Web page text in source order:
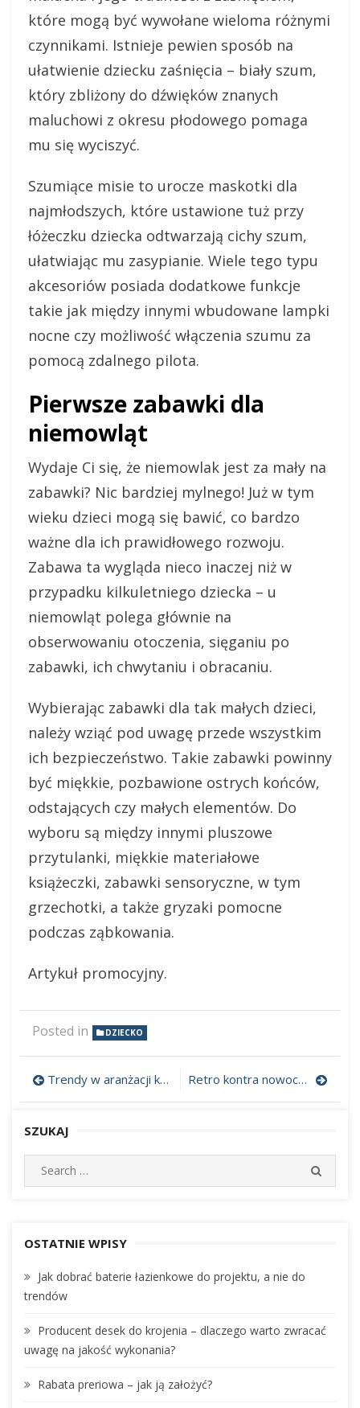
które mogą być wywołane wieloma różnymi
czynnikami. Istnieje pewien sposób na
ułatwienie dziecku zaśnięcia – biały szum,
który zbliżony do dźwięków znanych
maluchowi z okresu płodowego pomaga
mu się wyciszyć.
Szumiące misie to urocze maskotki dla
najmłodszych, które ustawione tuż przy
łóżeczku dziecka odtwarzają cichy szum,
ułatwiając mu zasypianie. Wiele tego typu
akcesoriów posiada dodatkowe funkcje
takie jak między innymi wbudowane lampki
nocne czy możliwość włączenia szumu za
pomocą zdalnego pilota.
Pierwsze zabawki dla
niemowląt
Wydaje Ci się, że niemowlak jest za mały na
zabawki? Nic bardziej mylnego! Już w tym
wieku dzieci mogą się bawić, co bardzo
ważne dla ich prawidłowego rozwoju.
Zabawa ta wygląda nieco inaczej niż w
przypadku kilkuletniego dziecka – u
niemowląt polega głównie na
obserwowaniu otoczenia, sięganiu po
zabawki, ich chwytaniu i obracaniu.
Wybierając zabawki dla tak małych dzieci,
należy wziąć pod uwagę przede wszystkim
ich bezpieczeństwo. Takie zabawki powinny
być miękkie, pozbawione ostrych końców,
odstających czy małych elementów. Do
wyboru są między innymi pluszowe
przytulanki, miękkie materiałowe
książeczki, zabawki sensoryczne, w tym
grzechotki, a także gryzaki pomocne
podczas ząbkowania.
Artykuł promocyjny.
Posted in DZIECKO
Nawigacja
wpisu
Trendy w aranżacji kuchni otwartych na salon: od funkcjonalności do stylu Retro kontra nowoczesność: połączenie stylów we wnętrzach jako wyraz indywidualizmu
SZUKAJ
e
c
f
o
:
E
OSTATNIE WPISY
Jak dobrać baterie łazienkowe do projektu, a nie do
trendów
Producent desek do krojenia – dlaczego warto zwracać
uwagę na jakość wykonania?
Rabata preriowa – jak ją założyć?